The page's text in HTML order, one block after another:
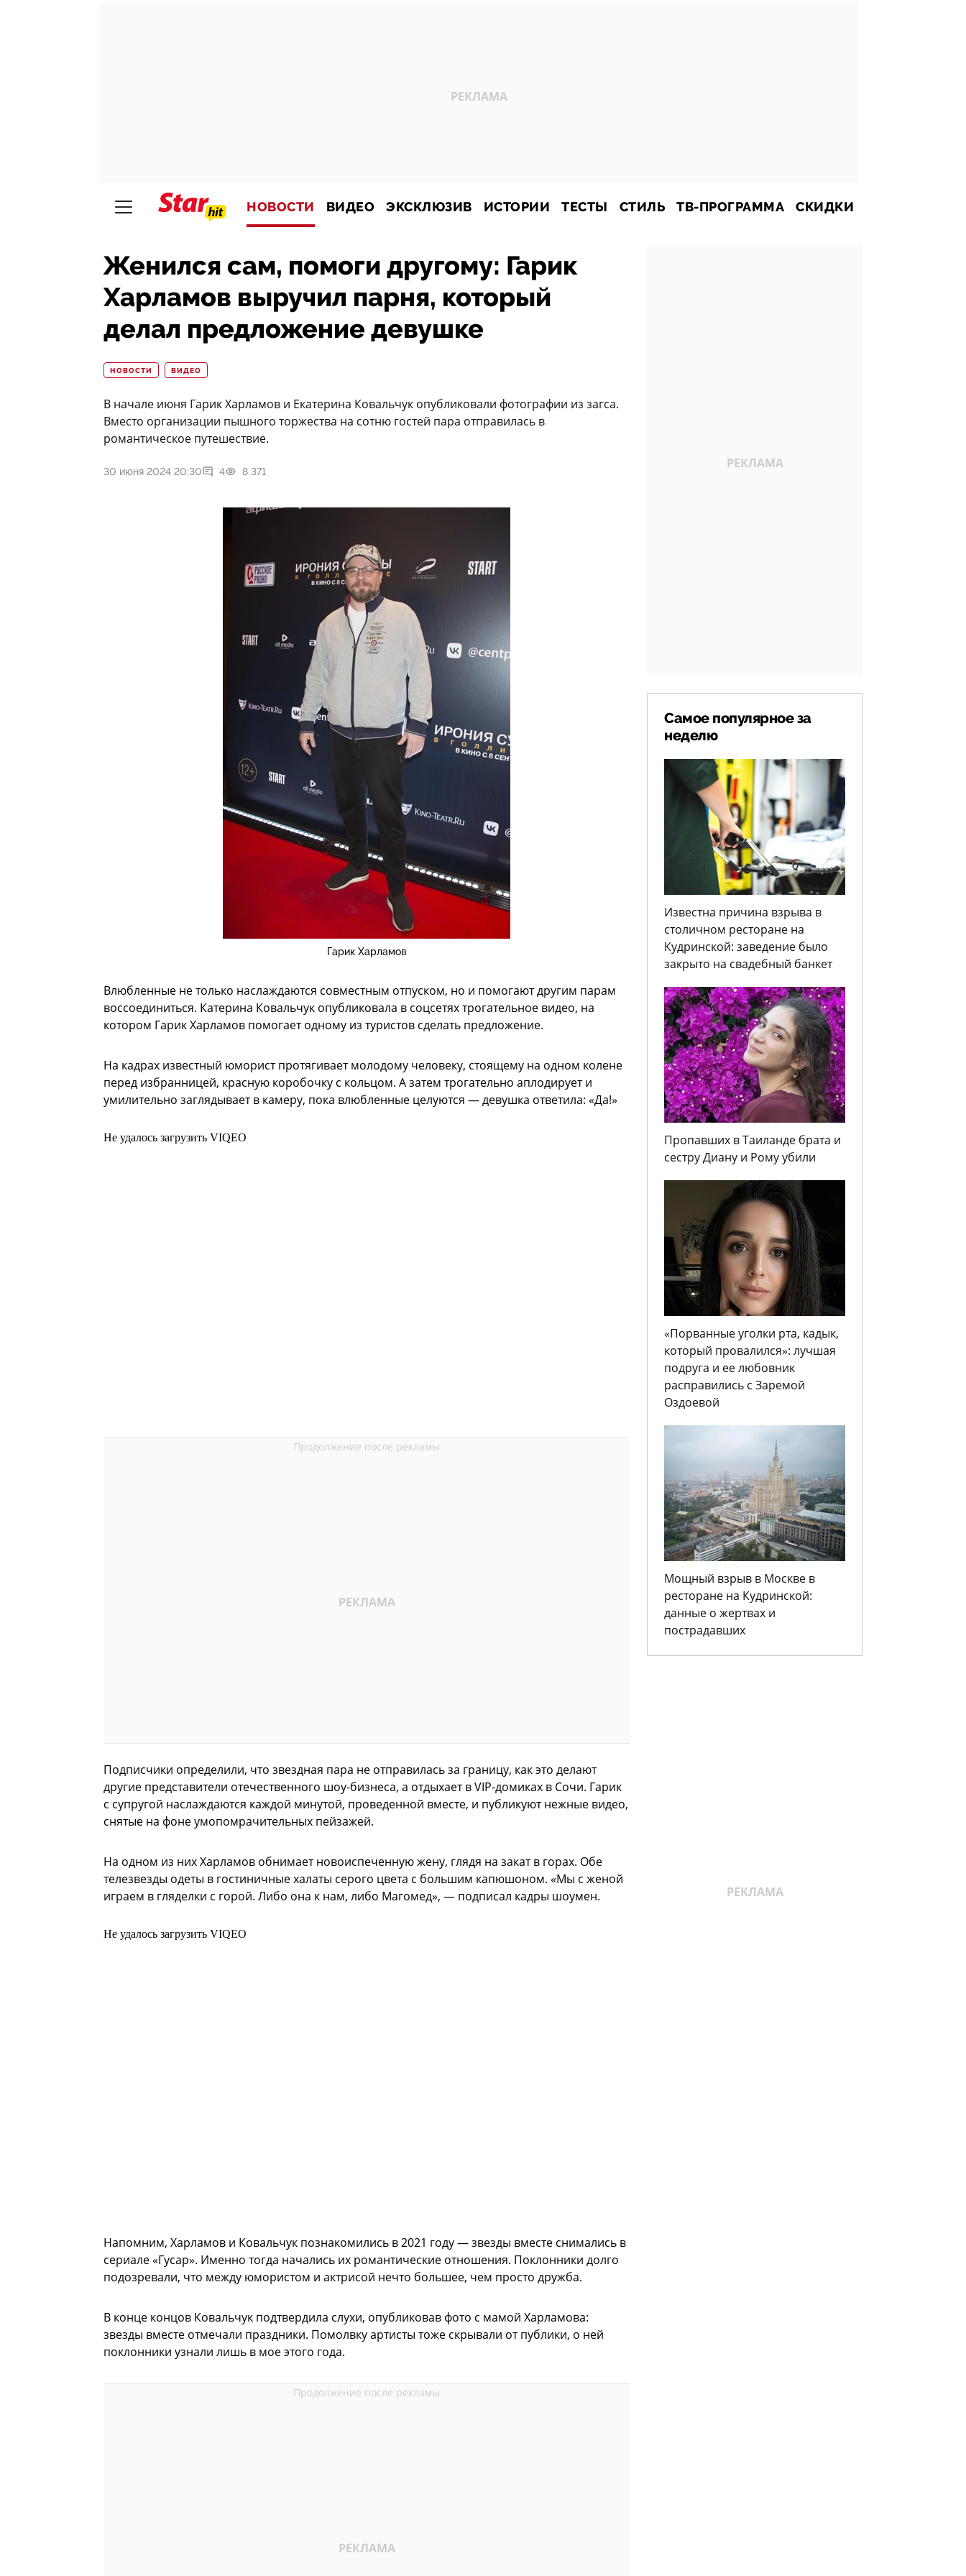
НОВОСТИ ВИДЕО ЭКСКЛЮЗИВ ИСТОРИИ ТЕСТЫ СТИЛЬ ТВ-ПРОГРАММА СКИДКИ
Женился сам, помоги другому: Гарик
Харламов выручил парня, который
делал предложение девушке
НОВОСТИ ВИДЕО
В начале июня Гарик Харламов и Екатерина Ковальчук опубликовали фотографии из загса.
Вместо организации пышного торжества на сотню гостей пара отправилась в
романтическое путешествие.
30 июня 2024 20:30 4 8 371
Гарик Харламов
Влюбленные не только наслаждаются совместным отпуском, но и помогают другим парам
воссоединиться. Катерина Ковальчук опубликовала в соцсетях трогательное видео, на
котором Гарик Харламов помогает одному из туристов сделать предложение.
На кадрах известный юморист протягивает молодому человеку, стоящему на одном колене
перед избранницей, красную коробочку с кольцом. А затем трогательно аплодирует и
умилительно заглядывает в камеру, пока влюбленные целуются — девушка ответила: «Да!»
Не удалось загрузить VIQEO
Подписчики определили, что звездная пара не отправилась за границу, как это делают
другие представители отечественного шоу-бизнеса, а отдыхает в VIP-домиках в Сочи. Гарик
с супругой наслаждаются каждой минутой, проведенной вместе, и публикуют нежные видео,
снятые на фоне умопомрачительных пейзажей.
На одном из них Харламов обнимает новоиспеченную жену, глядя на закат в горах. Обе
телезвезды одеты в гостиничные халаты серого цвета с большим капюшоном. «Мы с женой
играем в гляделки с горой. Либо она к нам, либо Магомед», — подписал кадры шоумен.
Не удалось загрузить VIQEO
Напомним, Харламов и Ковальчук познакомились в 2021 году — звезды вместе снимались в
сериале «Гусар». Именно тогда начались их романтические отношения. Поклонники долго
подозревали, что между юмористом и актрисой нечто большее, чем просто дружба.
В конце концов Ковальчук подтвердила слухи, опубликовав фото с мамой Харламова:
звезды вместе отмечали праздники. Помолвку артисты тоже скрывали от публики, о ней
поклонники узнали лишь в мое этого года.
Самое популярное за
неделю
Известна причина взрыва в
столичном ресторане на
Кудринской: заведение было
закрыто на свадебный банкет
Пропавших в Таиланде брата и
сестру Диану и Рому убили
«Порванные уголки рта, кадык,
который провалился»: лучшая
подруга и ее любовник
расправились с Заремой
Оздоевой
Мощный взрыв в Москве в
ресторане на Кудринской:
данные о жертвах и
пострадавших